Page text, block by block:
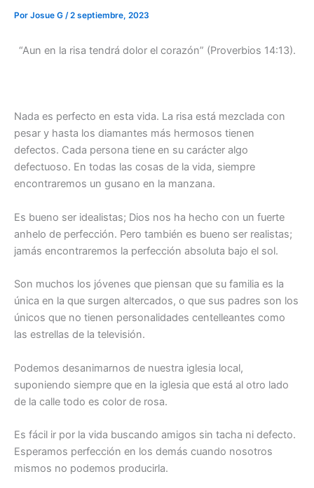
Por Josue G /2 septiembre, 2023
“Aun en la risa tendrá dolor el corazón” (Proverbios 14:13).
Nada es perfecto en esta vida. La risa está mezclada con
pesar y hasta los diamantes más hermosos tienen
defectos. Cada persona tiene en su carácter algo
defectuoso. En todas las cosas de la vida, siempre
encontraremos un gusano en la manzana.
Es bueno ser idealistas; Dios nos ha hecho con un fuerte
anhelo de perfección. Pero también es bueno ser realistas;
jamás encontraremos la perfección absoluta bajo el sol.
Son muchos los jóvenes que piensan que su familia es la
única en la que surgen altercados, o que sus padres son los
únicos que no tienen personalidades centelleantes como
las estrellas de la televisión.
Podemos desanimarnos de nuestra iglesia local,
suponiendo siempre que en la iglesia que está al otro lado
de la calle todo es color de rosa.
Es fácil ir por la vida buscando amigos sin tacha ni defecto.
Esperamos perfección en los demás cuando nosotros
mismos no podemos producirla.